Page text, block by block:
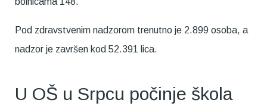
Pod zdravstvenim nadzorom trenutno je 2.899 osoba, a
nadzor je završen kod 52.391 lica.
U OŠ u Srpcu počinje škola